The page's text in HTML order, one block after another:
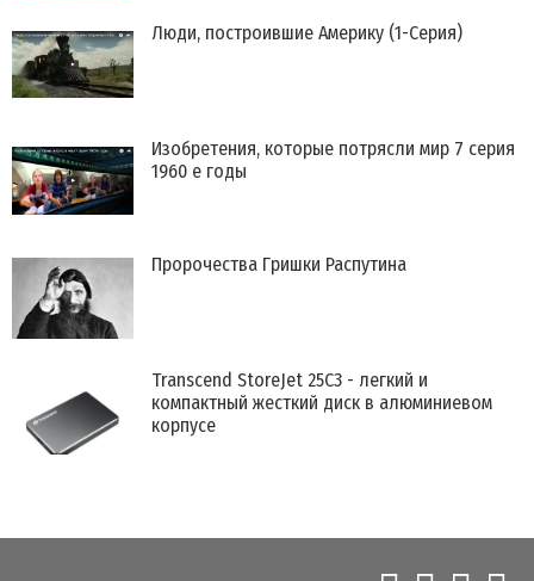
Люди, построившие Америку (1-Серия)
Изобретения, которые потрясли мир 7 серия
1960 е годы
Пророчества Гришки Распутина
Transcend StoreJet 25C3 - легкий и
компактный жесткий диск в алюминиевом
корпусе